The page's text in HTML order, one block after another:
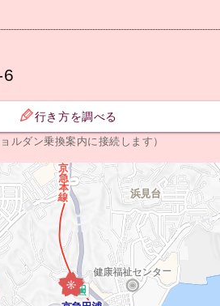
行き方を調べる
ョルダン乗換案内に接続します）